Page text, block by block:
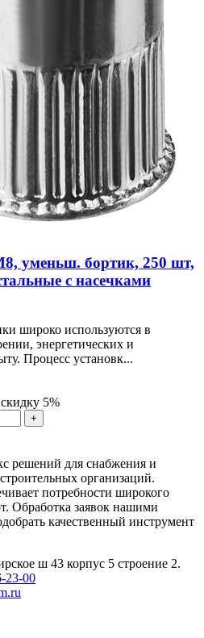
уменьш. бортик, 250 шт,
с насечками
широко используются в
энергетических и
Процесс установк...
5%
+
решений для снабжения и
организаций.
потребности широкого
Обработка заявок нашими
качественный инструмент
ш 43 корпус 5 строение 2.
23-00